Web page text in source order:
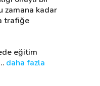
zamana kadar
trafiğe
eğitim
daha fazla